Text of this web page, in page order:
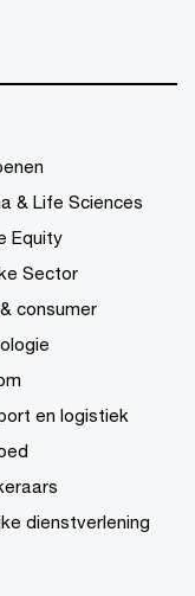
& Life Sciences
Equity
Sector
consumer
en logistiek
dienstverlening